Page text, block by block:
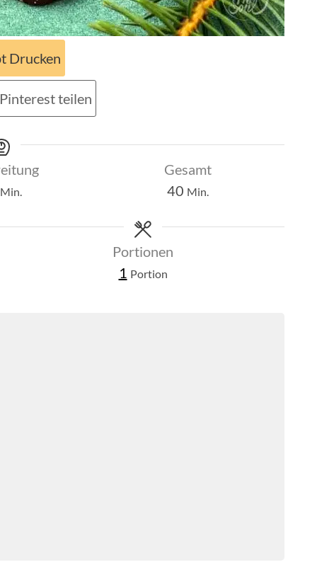
Drucken
teilen
Min.
Gesamt
40Minuten
Min.
Portionen
1 Portion